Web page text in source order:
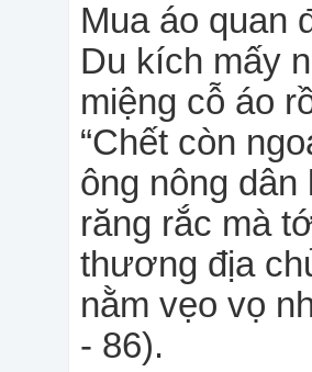
Mua áo quan
Du kích mấy
miệng cỗ áo
“Chết còn
ông nông
răng rắc mà
thương địa
nằm vẹo vọ
- 86).